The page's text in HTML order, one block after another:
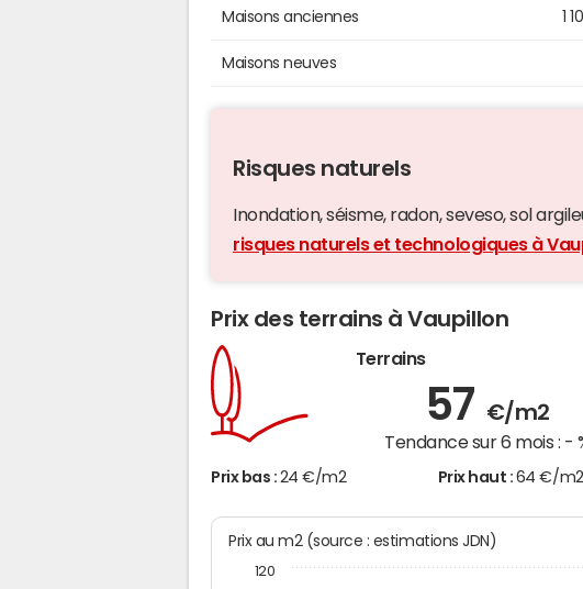
Maisons anciennes 1
Maisons neuves
Risques naturels
Inondation, séisme, radon, seveso, sol
risques naturels et technologiques à
Prix des terrains à Vaupillon
Terrains
57 €/m2
Tendance sur 6 mois : -
Prix bas : 24 €/m2 Prix haut : 64 €/m2
Prix au m2 (source : estimations JDN)
120